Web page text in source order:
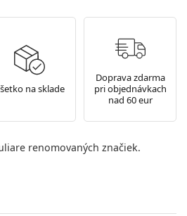
na sklade
Doprava zdarma
pri objednávkach
nad 60 eur
renomovaných značiek.